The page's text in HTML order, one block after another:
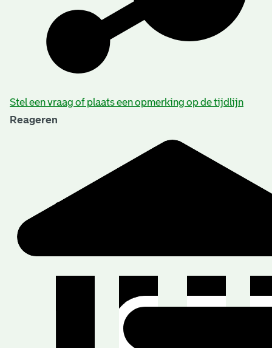
Stel een vraag of plaats een opmerking op de tijdlijn
Reageren